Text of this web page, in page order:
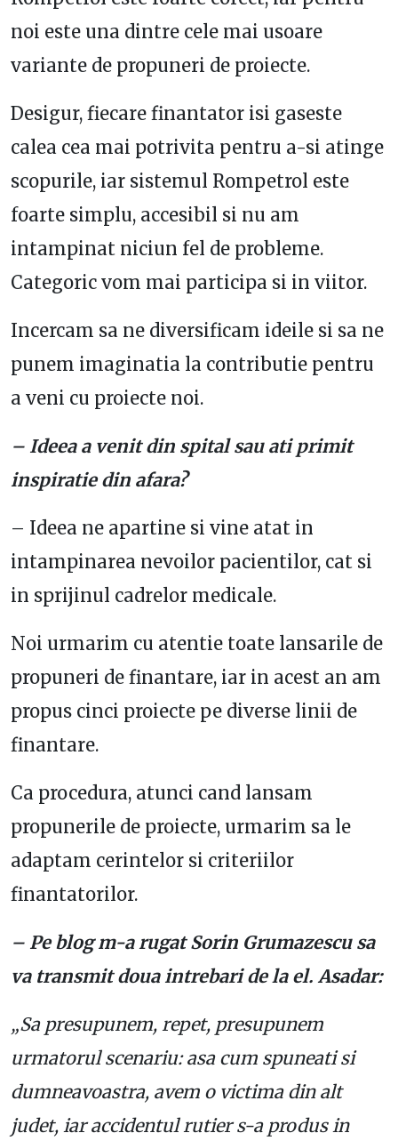
noi este una dintre cele mai usoare
variante de propuneri de proiecte.
Desigur, fiecare finantator isi gaseste
calea cea mai potrivita pentru a-si atinge
scopurile, iar sistemul Rompetrol este
foarte simplu, accesibil si nu am
intampinat niciun fel de probleme.
Categoric vom mai participa si in viitor.
Incercam sa ne diversificam ideile si sa ne
punem imaginatia la contributie pentru
a veni cu proiecte noi.
– Ideea a venit din spital sau ati primit
inspiratie din afara?
– Ideea ne apartine si vine atat in
intampinarea nevoilor pacientilor, cat si
in sprijinul cadrelor medicale.
Noi urmarim cu atentie toate lansarile de
propuneri de finantare, iar in acest an am
propus cinci proiecte pe diverse linii de
finantare.
Ca procedura, atunci cand lansam
propunerile de proiecte, urmarim sa le
adaptam cerintelor si criteriilor
finantatorilor.
– Pe blog m-a rugat Sorin Grumazescu sa
va transmit doua intrebari de la el. Asadar:
„Sa presupunem, repet, presupunem
urmatorul scenariu: asa cum spuneati si
dumneavoastra, avem o victima din alt
judet, iar accidentul rutier s-a produs in